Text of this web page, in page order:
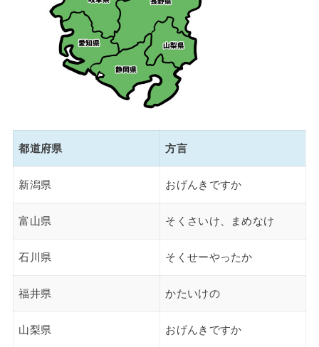
都道府県 方言
新潟県 おげんきですか
富山県 そくさいけ、まめなけ
石川県 そくせーやったか
福井県 かたいけの
山梨県 おげんきですか